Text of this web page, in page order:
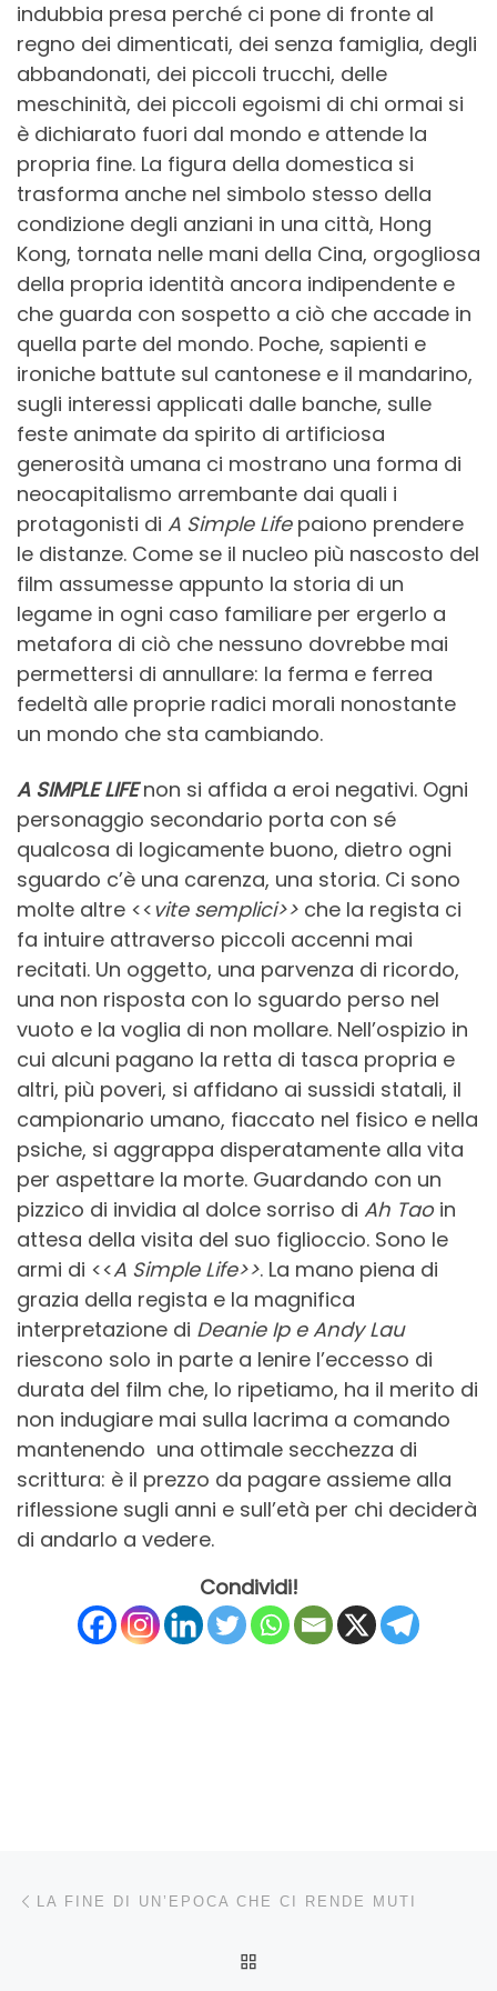
indubbia presa perché ci pone di fronte al
regno dei dimenticati, dei senza famiglia, degli
abbandonati, dei piccoli trucchi, delle
meschinità, dei piccoli egoismi di chi ormai si
è dichiarato fuori dal mondo e attende la
propria fine. La figura della domestica si
trasforma anche nel simbolo stesso della
condizione degli anziani in una città, Hong
Kong, tornata nelle mani della Cina, orgogliosa
della propria identità ancora indipendente e
che guarda con sospetto a ciò che accade in
quella parte del mondo. Poche, sapienti e
ironiche battute sul cantonese e il mandarino,
sugli interessi applicati dalle banche, sulle
feste animate da spirito di artificiosa
generosità umana ci mostrano una forma di
neocapitalismo arrembante dai quali i
protagonisti di A Simple Lifepaiono prendere
le distanze. Come se il nucleo più nascosto del
film assumesse appunto la storia di un
legame in ogni caso familiare per ergerlo a
metafora di ciò che nessuno dovrebbe mai
permettersi di annullare: la ferma e ferrea
fedeltà alle proprie radici morali nonostante
un mondo che sta cambiando.
A SIMPLE LIFEnon si affida a eroi negativi. Ogni
personaggio secondario porta con sé
qualcosa di logicamente buono, dietro ogni
sguardo c’è una carenza, una storia. Ci sono
molte altre <<vite semplici>> che la regista ci
fa intuire attraverso piccoli accenni mai
recitati. Un oggetto, una parvenza di ricordo,
una non risposta con lo sguardo perso nel
vuoto e la voglia di non mollare. Nell’ospizio in
cui alcuni pagano la retta di tasca propria e
altri, più poveri, si affidano ai sussidi statali, il
campionario umano, fiaccato nel fisico e nella
psiche, si aggrappa disperatamente alla vita
per aspettare la morte. Guardando con un
pizzico di invidia al dolce sorriso di Ah Tao in
attesa della visita del suo figlioccio. Sono le
armi di <<A Simple Life>>. La mano piena di
grazia della regista e la magnifica
interpretazione di Deanie Ip e Andy Lau
riescono solo in parte a lenire l’eccesso di
durata del film che, lo ripetiamo, ha il merito di
non indugiare mai sulla lacrima a comando
mantenendo una ottimale secchezza di
scrittura: è il prezzo da pagare assieme alla
riflessione sugli anni e sull’età per chi deciderà
di andarlo a vedere.
Condividi!
Navigazione articoli
LA FINE DI UN’EPOCA CHE CI RENDE MUTI